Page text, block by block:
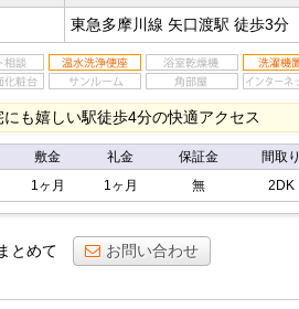
東急多摩川線 矢口渡駅 徒歩3分
も嬉しい駅徒歩4分の快適アクセス
敷金 礼金 保証金 間取り
1ヶ月 1ヶ月 無 2DK
とめて お問い合わせ